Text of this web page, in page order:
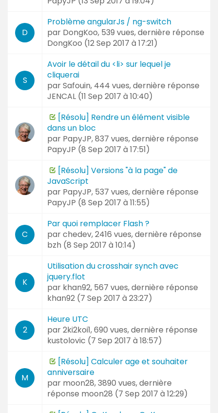
D
Problème angularJs / ng-switch
par DongKoo, 539 vues, dernière réponse
DongKoo (12 Sep 2017 à 17:21)
S
Avoir le détail du <li> sur lequel je
cliquerai
parSafouin, 444 vues, dernière réponse
JENCAL (11 Sep 2017 à 10:40)
[Résolu] Rendre un élément visible
dans un bloc
par PapyJP, 837 vues, dernière réponse
PapyJP (8 Sep 2017 à 17:51)
[Résolu] Versions "à la page" de
JavaScript
par PapyJP, 537 vues, dernière réponse
PapyJP (8 Sep 2017 à 11:55)
C
Par quoi remplacer Flash ?
parchedev, 2416 vues, dernière réponse
bzh (8 Sep 2017 à 10:14)
K
Utilisation du crosshair synch avec
jquery.flot
par khan92, 567 vues, dernière réponse
khan92 (7 Sep 2017 à 23:27)
2
Heure UTC
par2ki2koi1, 690 vues, dernière réponse
kustolovic (7 Sep 2017 à 18:57)
M
[Résolu] Calculer age et souhaiter
anniversaire
par moon28, 3890 vues, dernière
réponse moon28 (7 Sep 2017 à 12:29)